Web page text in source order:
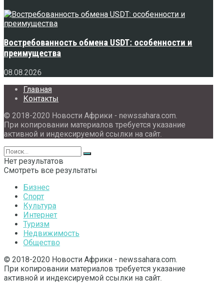
Востребованность обмена USDT: особенности и
преимущества
08.08.2026
Главная
Контакты
© 2018-2020 Новости Африки - newssahara.com.
При копировании материалов требуется указание
активной и индексируемой ссылки на сайт.
Нет результатов
Смотреть все результаты
Бизнес
Спорт
Культура
Интернет
Туризм
Недвижимость
Общество
© 2018-2020 Новости Африки - newssahara.com.
При копировании материалов требуется указание
активной и индексируемой ссылки на сайт.